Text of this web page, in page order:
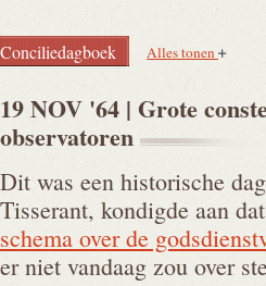
Conciliedagboek Alles tonen
19 NOV '64 | Grote
observatoren
Dit was een historische
Tisserant, kondigde aan
schema over de
er niet vandaag zou over